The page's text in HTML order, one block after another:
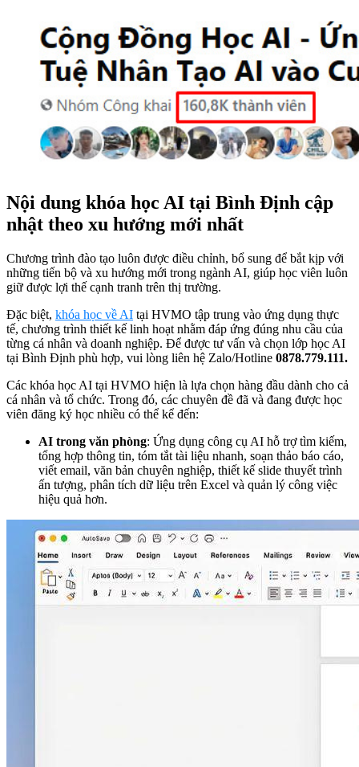
Nội dung khóa học AI tại Bình Định cập
nhật theo xu hướng mới nhất
Chương trình đào tạo luôn được điều chỉnh, bổ sung để bắt kịp với
những tiến bộ và xu hướng mới trong ngành AI, giúp học viên luôn
giữ được lợi thế cạnh tranh trên thị trường.
Đặc biệt, khóa học về AI tại HVMO tập trung vào ứng dụng thực
tế, chương trình thiết kế linh hoạt nhằm đáp ứng đúng nhu cầu của
từng cá nhân và doanh nghiệp. Để được tư vấn và chọn lớp học AI
tại Bình Định phù hợp, vui lòng liên hệ Zalo/Hotline 0878.779.111.
Các khóa học AI tại HVMO hiện là lựa chọn hàng đầu dành cho cả
cá nhân và tổ chức. Trong đó, các chuyên đề đã và đang được học
viên đăng ký học nhiều có thể kể đến:
AI trong văn phòng: Ứng dụng công cụ AI hỗ trợ tìm kiếm,
tổng hợp thông tin, tóm tắt tài liệu nhanh, soạn thảo báo cáo,
viết email, văn bản chuyên nghiệp, thiết kế slide thuyết trình
ấn tượng, phân tích dữ liệu trên Excel và quản lý công việc
hiệu quả hơn.